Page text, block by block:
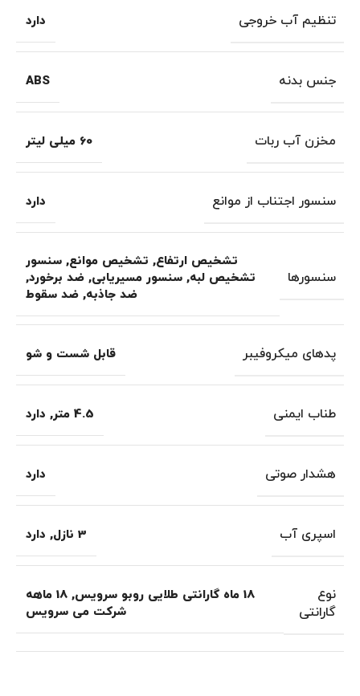
تنظیم آب خروجی دارد
جنس بدنه ABS
مخزن آب ربات 60 میلی لیتر
سنسور اجتناب از موانع دارد
سنسورها
تشخیص ارتفاع, تشخیص موانع, سنسور
تشخیص لبه, سنسور مسیریابی, ضد برخورد,
ضد جاذبه, ضد سقوط
پدهای میکروفیبر قابل شست و شو
طناب ایمنی 4.5 متر , دارد
هشدار صوتی دارد
اسپری آب 3 نازل , دارد
نوع
گارانتی
18 ماه گارانتی طلایی روبو سرویس ,
18 ماهه
شرکت می سرویس